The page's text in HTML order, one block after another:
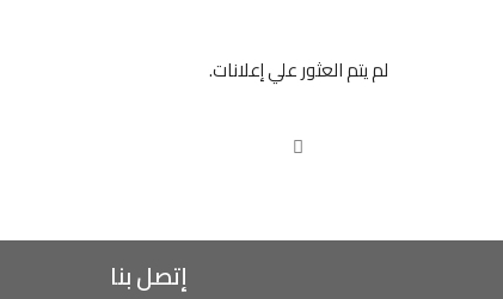
لم يتم العثور علي إعلانات.
إتصل بنا